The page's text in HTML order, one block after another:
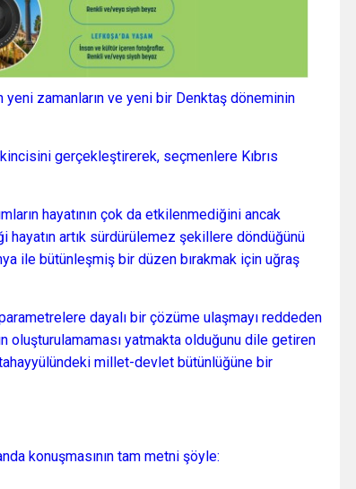
yeni zamanların ve yeni bir Denktaş döneminin
gerçekleştirerek, seçmenlere Kıbrıs
hayatının çok da etkilenmediğini ancak
hayatın artık sürdürülemez şekillere döndüğünü
ile bütünleşmiş bir düzen bırakmak için uğraş
dayalı bir çözüme ulaşmayı reddeden
oluşturulamaması yatmakta olduğunu dile getiren
millet-devlet bütünlüğüne bir
konuşmasının tam metni şöyle: